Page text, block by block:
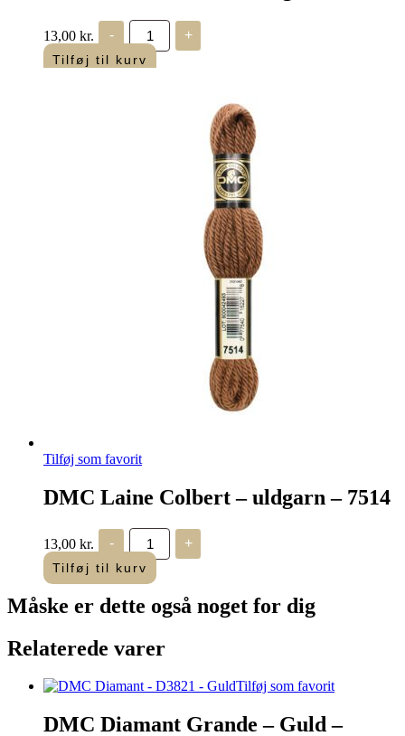
13,00 kr. -
DMC
Laine
Colbert
-
+
Tilføj til kurv
Tilføj som favorit
DMC Laine Colbert – uldgarn – 7514
13,00 kr. -
DMC
Laine
Colbert
-
-
+
Tilføj til kurv
Måske er dette også noget for dig
Relaterede varer
Tilføj som favorit
DMC Diamant Grande – Guld –